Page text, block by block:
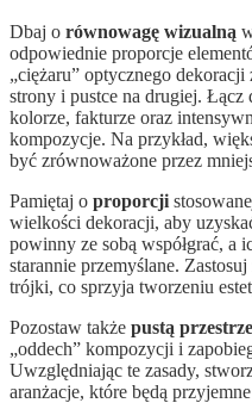
Dbaj o równowagę wizualną
odpowiednie proporcje
„ciężaru” optycznego dekoracji
strony i pustce na drugiej.
kolorze, fakturze oraz
kompozycje. Na przykład,
być zrównoważone przez
Pamiętaj o proporcji
wielkości dekoracji, aby
powinny ze sobą współgrać, a
starannie przemyślane.
trójki, co sprzyja tworzeniu
Pozostaw także pustą
„oddech” kompozycji i
Uwzględniając te zasady,
aranżacje, które będą